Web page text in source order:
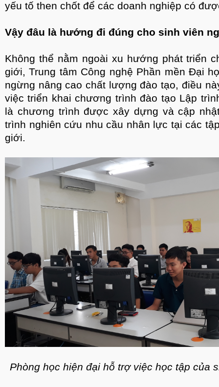
yếu tố then chốt để các doanh nghiệp có
Vậy đâu là hướng đi đúng cho sinh viên
Không thể nằm ngoài xu hướng phát triển
giới, Trung tâm Công nghệ Phần mền Đại
ngừng nâng cao chất lượng đào tạo, điều
việc triển khai chương trình đào tạo Lập
là chương trình được xây dựng và cập
trình nghiên cứu nhu cầu nhân lực tại các
giới.
Phòng học hiện đại hỗ trợ việc học tập của